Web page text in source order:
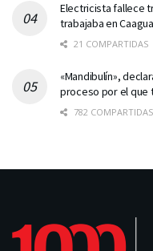
Electricista fallece
trabajaba en
21 COMPARTIDAS
«Mandibulín»,
proceso por el que
782 COMPARTIDAS